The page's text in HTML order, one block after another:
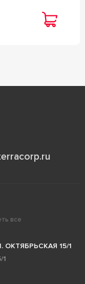
все
ОКТЯБРЬСКАЯ 15/1
1